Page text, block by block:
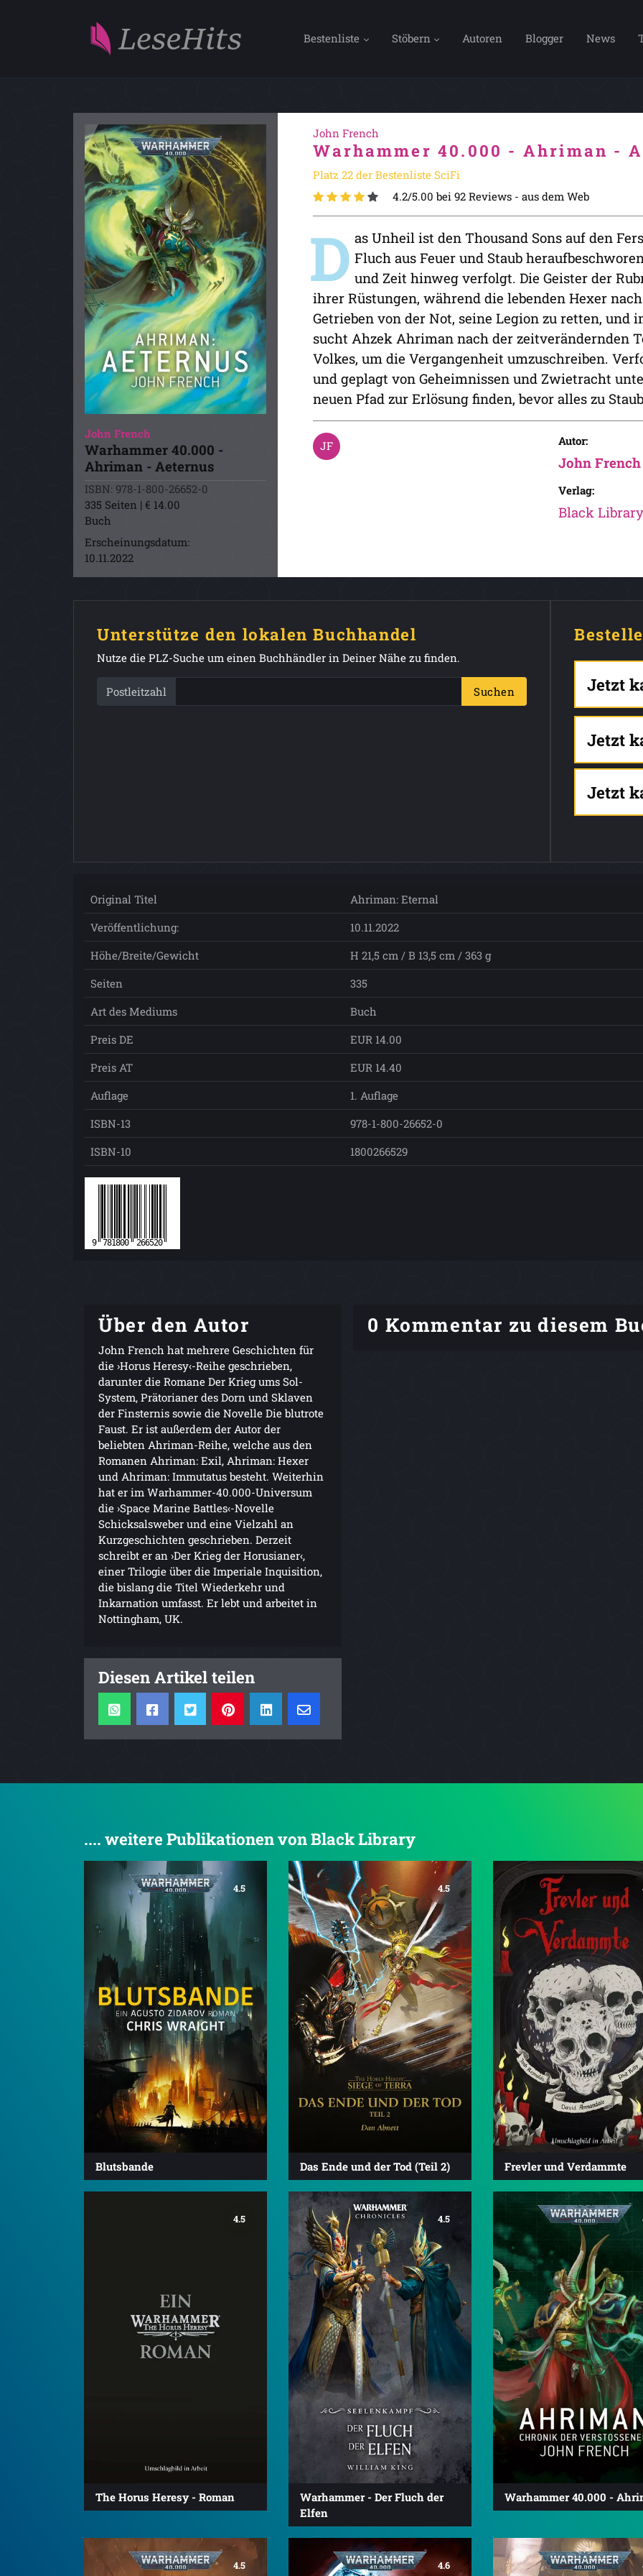
Bestenliste Stöbern Autoren Blogger News
John French
Warhammer 40.000 -
Ahriman - Aeternus
ISBN: 978-1-800-26652-0
335 Seiten | € 14.00
Buch
Erscheinungsdatum:
10.11.2022
John French
Warhammer 40.000 - Ahriman -
Platz 22 der Bestenliste SciFi
4.2/5.00 bei 92 Reviews - aus dem Web
D as Unheil ist den Thousand Sons auf den
Fluch aus Feuer und Staub
und Zeit hinweg verfolgt. Die Geister der
ihrer Rüstungen, während die lebenden Hexer
Getrieben von der Not, seine Legion zu retten, und
sucht Ahzek Ahriman nach der zeitverändernden
Volkes, um die Vergangenheit umzuschreiben.
und geplagt von Geheimnissen und Zwietracht
neuen Pfad zur Erlösung finden, bevor alles zu
Autor:
John French
Verlag:
Black Library
Unterstütze den lokalen Buchhandel
Nutze die PLZ-Suche um einen Buchhändler in Deiner Nähe zu finden.
Postleitzahl Suchen Jetzt
Jetzt
Jetzt
Original Titel
Ahriman: Eternal
Veröffentlichung:
10.11.2022
Höhe/Breite/Gewicht
H 21,5 cm / B 13,5 cm / 363 g
Seiten
335
Art des Mediums
Buch
Preis DE
EUR 14.00
Preis AT
EUR 14.40
Auflage
1. Auflage
ISBN-13
978-1-800-26652-0
ISBN-10
1800266529
Über den Autor
John French hat mehrere Geschichten für
die ›Horus Heresy‹-Reihe geschrieben,
darunter die Romane Der Krieg ums Sol-
System, Prätorianer des Dorn und Sklaven
der Finsternis sowie die Novelle Die blutrote
Faust. Er ist außerdem der Autor der
beliebten Ahriman-Reihe, welche aus den
Romanen Ahriman: Exil, Ahriman: Hexer
und Ahriman: Immutatus besteht. Weiterhin
hat er im Warhammer-40.000-Universum
die ›Space Marine Battles‹-Novelle
Schicksalsweber und eine Vielzahl an
Kurzgeschichten geschrieben. Derzeit
schreibt er an ›Der Krieg der Horusianer‹,
einer Trilogie über die Imperiale Inquisition,
die bislang die Titel Wiederkehr und
Inkarnation umfasst. Er lebt und arbeitet in
Nottingham, UK.
Diesen Artikel teilen
0 Kommentar zu diesem
.... weitere Publikationen von Black Library
4.5
Blutsbande
4.5
Das Ende und der Tod (Teil 2) Frevler und Verdammte
4.5
The Horus Heresy - Roman
4.5
Warhammer - Der Fluch der
Elfen
Warhammer 40.000 -
4.5 4.6